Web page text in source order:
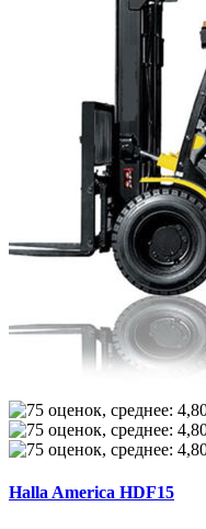
Halla America HDF15